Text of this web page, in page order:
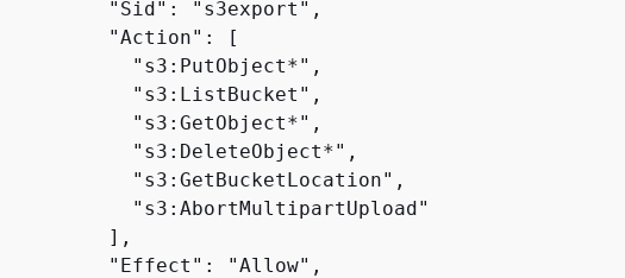
         "Sid": "s3export",
         "Action": [
           "s3:PutObject*",
           "s3:ListBucket",
           "s3:GetObject*",
           "s3:DeleteObject*",
           "s3:GetBucketLocation",
           "s3:AbortMultipartUpload"
         ],
         "Effect": "Allow",